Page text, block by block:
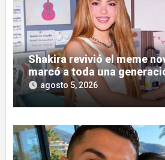
Shakira revivió el meme
marcó a toda una
agosto 5, 2026